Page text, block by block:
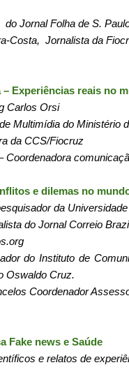
Jornal Folha de S.
Costa, Jornalista da
Experiências reais no
Carlos Orsi
Multimídia do Ministério
da CCS/Fiocruz
Coordenadora
e dilemas no
da
do Jornal Correio
do Instituto de
Oswaldo Cruz.
Coordenador
Fake news e Saúde
e relatos de